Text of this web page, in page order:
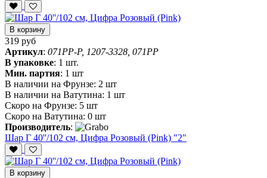
В корзину
319 руб
Артикул: 071PP-P, 1207-3328, 071PP
В упаковке: 1 шт.
Мин. партия: 1 шт
В наличии на Фрунзе: 2 шт
В наличии на Ватутина: 1 шт
Скоро на Фрунзе: 5 шт
Скоро на Ватутина: 0 шт
Производитель:
Шар Г 40''/102 см, Цифра Розовый (Pink) "2"
В корзину